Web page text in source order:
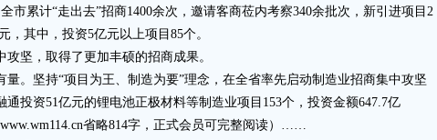
市累计“走出去”招商1400余次，邀请客商莅内考察340余批次，新引进项目2
，其中，投资5亿元以上项目85个。
攻坚，取得了更加丰硕的招商成果。
量。坚持“项目为王、制造为要”理念，在全省率先启动制造业招商集中攻坚
通投资51亿元的锂电池正极材料等制造业项目153个，投资金额647.7亿
省略814字，正式会员可完整阅读）……